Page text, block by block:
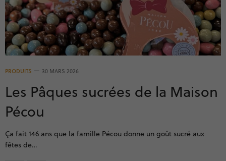
PRODUITS 30 MARS 2026
Les Pâques sucrées de la Maison
Pécou
Ça fait 146 ans que la famille Pécou donne un goût sucré aux
fêtes de…